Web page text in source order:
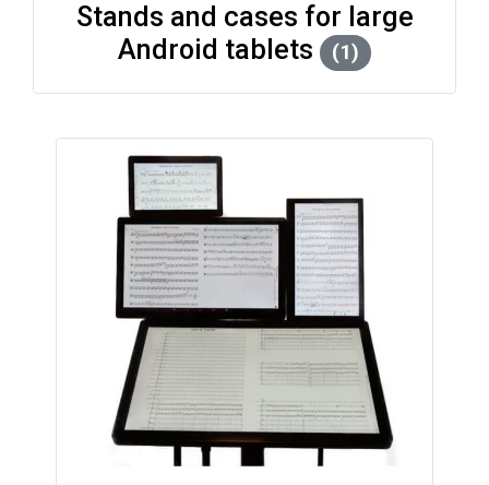
Stands and cases for large
Android tablets
(1)